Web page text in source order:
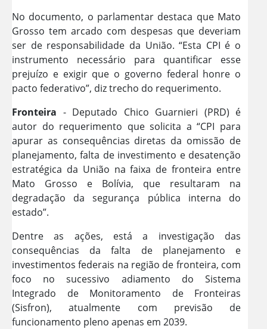
No documento, o parlamentar destaca que Mato
Grosso tem arcado com despesas que deveriam
ser de responsabilidade da União. “Esta CPI é o
instrumento necessário para quantificar esse
prejuízo e exigir que o governo federal honre o
pacto federativo”, diz trecho do requerimento.
Fronteira - Deputado Chico Guarnieri (PRD) é
autor do requerimento que solicita a “CPI para
apurar as consequências diretas da omissão de
planejamento, falta de investimento e desatenção
estratégica da União na faixa de fronteira entre
Mato Grosso e Bolívia, que resultaram na
degradação da segurança pública interna do
estado”.
Dentre as ações, está a investigação das
consequências da falta de planejamento e
investimentos federais na região de fronteira, com
foco no sucessivo adiamento do Sistema
Integrado de Monitoramento de Fronteiras
(Sisfron), atualmente com previsão de
funcionamento pleno apenas em 2039.